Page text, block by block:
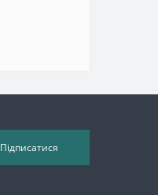
Підписатися